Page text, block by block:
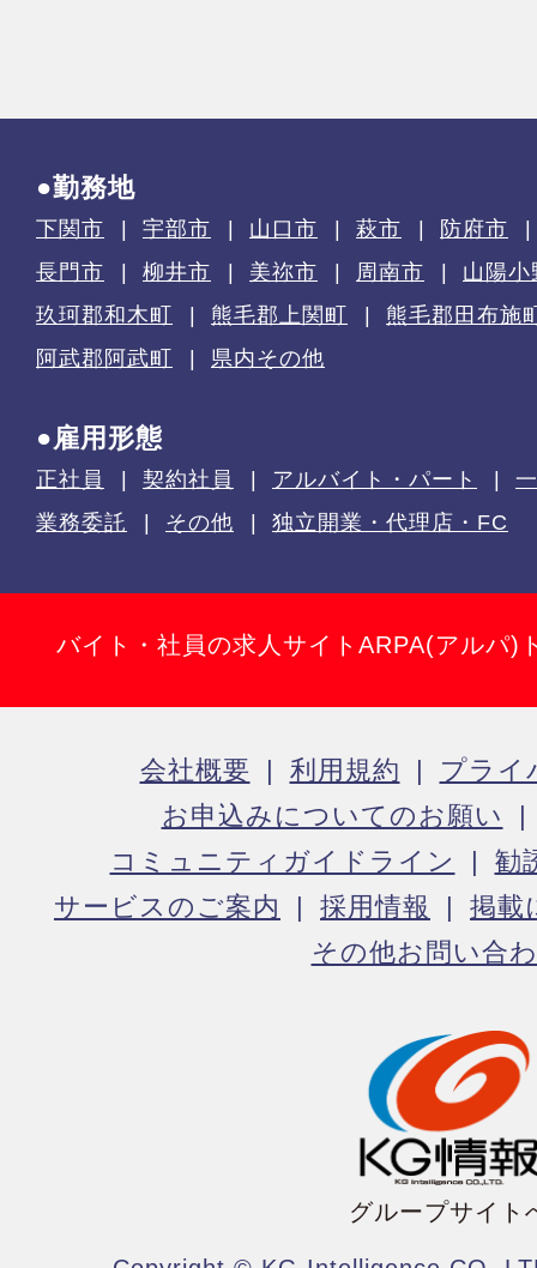
●勤務地
下関市 宇部市 山口市 萩市
防府市
長門市
柳井市 美祢市 周南市
山陽小
玖珂郡和木町
熊毛郡上関町
熊毛郡田布施
阿武郡阿武町
県内その他
●雇用形態
正社員 契約社員 アルバイト・パート
業務委託
その他 独立開業・代理店・FC
バイト・社員の求人サイトARPA(アルパ)
会社概要 利用規約
プライ
お申込みについてのお願い
コミュニティガイドライン
勧
サービスのご案内
採用情報
掲載
その他お問い合
グループサイト